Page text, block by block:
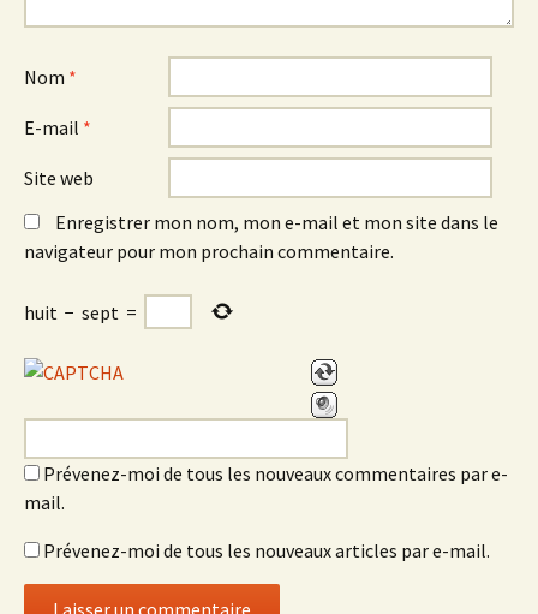
Nom *
E-mail *
Site web
Enregistrer mon nom, mon e-mail et mon site dans le
navigateur pour mon prochain commentaire.
huit − sept =
Prévenez-moi de tous les nouveaux commentaires par e-
mail.
Prévenez-moi de tous les nouveaux articles par e-mail.